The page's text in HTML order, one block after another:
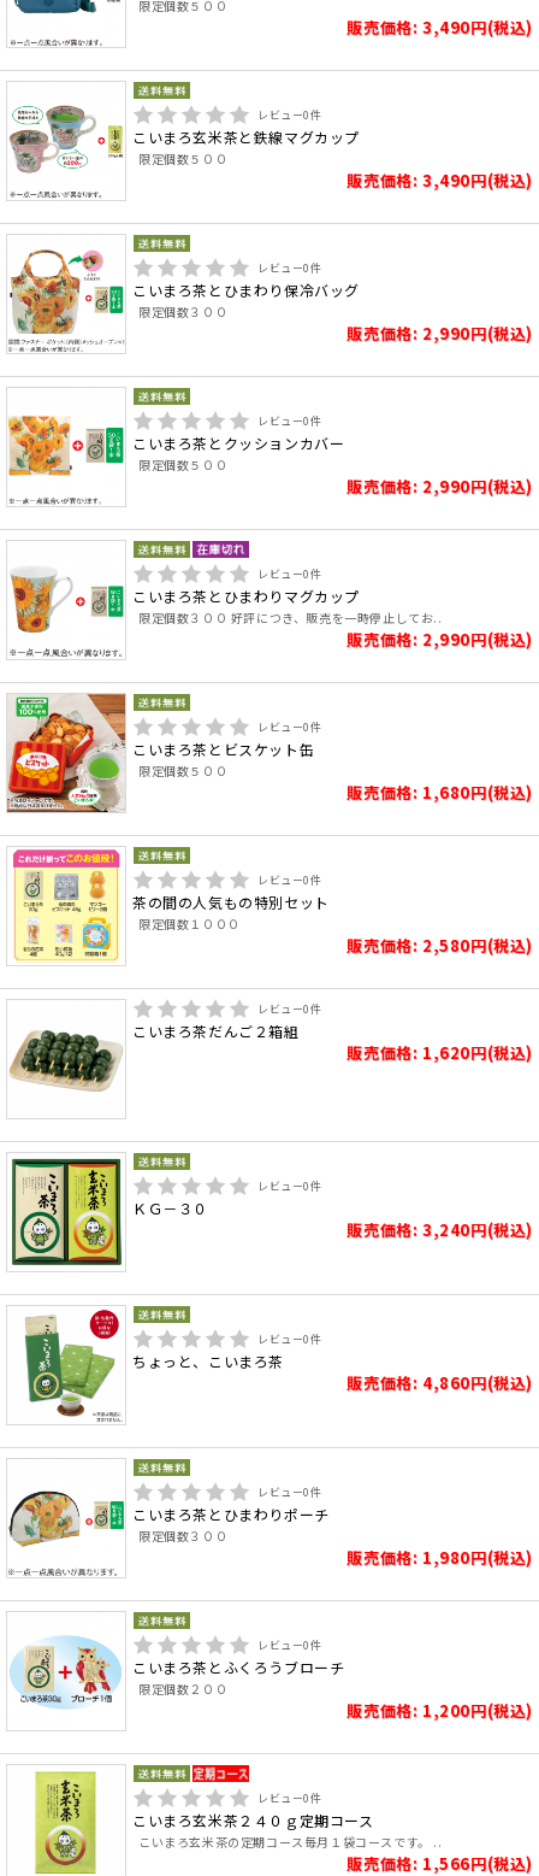
限定個数５００
販売価格: 3,490円(税込)
レビュー0件
こいまろ玄米茶と鉄線マグカップ
限定個数５００
販売価格: 3,490円(税込)
レビュー0件
こいまろ茶とひまわり保冷バッグ
限定個数３００
販売価格: 2,990円(税込)
レビュー0件
こいまろ茶とクッションカバー
限定個数５００
販売価格: 2,990円(税込)
レビュー0件
こいまろ茶とひまわりマグカップ
限定個数３００ 好評につき、販売を一時停止してお..
販売価格: 2,990円(税込)
レビュー0件
こいまろ茶とビスケット缶
限定個数５００
販売価格: 1,680円(税込)
レビュー0件
茶の間の人気もの特別セット
限定個数１０００
販売価格: 2,580円(税込)
レビュー0件
こいまろ茶だんご２箱組
販売価格: 1,620円(税込)
レビュー0件
ＫＧ－３０
販売価格: 3,240円(税込)
レビュー0件
ちょっと、こいまろ茶
販売価格: 4,860円(税込)
レビュー0件
こいまろ茶とひまわりポーチ
限定個数３００
販売価格: 1,980円(税込)
レビュー0件
こいまろ茶とふくろうブローチ
限定個数２００
販売価格: 1,200円(税込)
レビュー0件
こいまろ玄米茶２４０ｇ定期コース
こいまろ玄米茶の定期コース毎月１袋コースです。 ..
販売価格: 1,566円(税込)